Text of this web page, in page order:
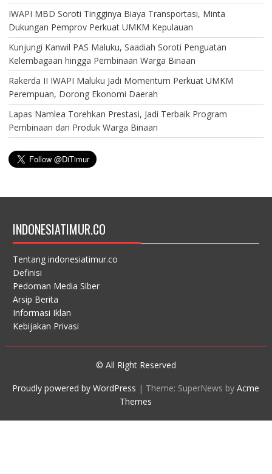
IWAPI MBD Soroti Tingginya Biaya Transportasi, Minta
Dukungan Pemprov Perkuat UMKM Kepulauan
Kunjungi Kanwil PAS Maluku, Saadiah Soroti Penguatan
Kelembagaan hingga Pembinaan Warga Binaan
Rakerda II IWAPI Maluku Jadi Momentum Perkuat UMKM
Perempuan, Dorong Ekonomi Daerah
Lapas Namlea Torehkan Prestasi, Jadi Terbaik Program
Pembinaan dan Produk Warga Binaan
INDONESIATIMUR.CO
Tentang indonesiatimur.co
Definisi
Pedoman Media Siber
Arsip Berita
Informasi Iklan
Kebijakan Privasi
© All Right Reserved
Proudly powered by WordPress | Theme: SuperNews byAcme
Themes